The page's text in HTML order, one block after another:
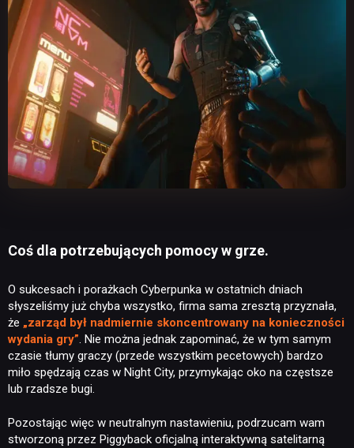
Coś dla potrzebujących pomocy w grze.
O sukcesach i porażkach Cyberpunka w ostatnich dniach
słyszeliśmy już chyba wszystko, firma sama zresztą przyznała,
że „zarząd był nadmiernie skoncentrowany na konieczności
wydania gry”. Nie można jednak zapominać, że w tym samym
czasie tłumy graczy (przede wszystkim pecetowych) bardzo
miło spędzają czas w Night City, przymykając oko na częstsze
lub rzadsze bugi.
Pozostając więc w neutralnym nastawieniu, podrzucam wam
stworzoną przez Piggyback oficjalną interaktywną satelitarną